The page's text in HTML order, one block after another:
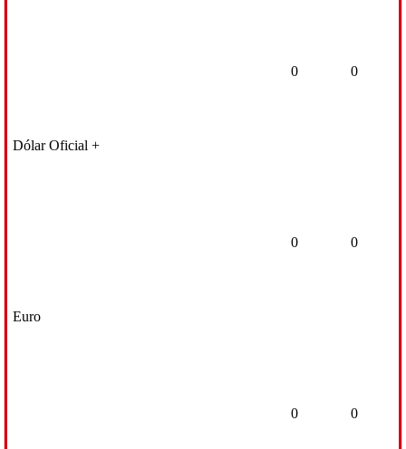
Dólar Oficial +
0 0
Euro
0 0
0 0